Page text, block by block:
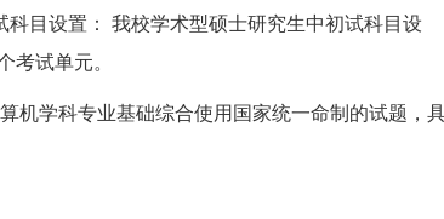
目设置： 我校学术型硕士研究生中初试科目设
试单元。
机学科专业基础综合使用国家统一命制的试题，